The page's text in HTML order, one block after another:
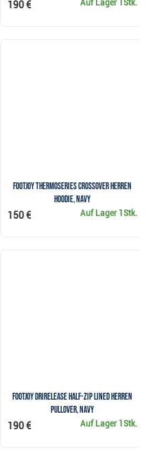
Auf Lager 1Stk.
190 €
FootJoy ThermoSeries Crossover Herren
Hoodie, Navy
Auf Lager 1Stk.
150 €
FootJoy drirelease Half-Zip Lined Herren
Pullover, Navy
Auf Lager 1Stk.
190 €